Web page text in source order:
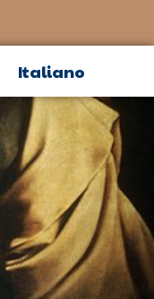
Italiano